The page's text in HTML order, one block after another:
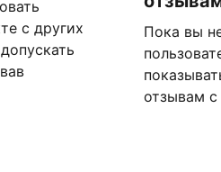
с других
Пока вы
отзывам с